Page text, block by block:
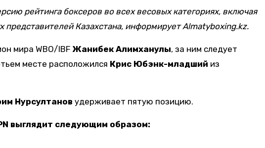
представителей Казахстана, информирует Almatyboxing.kz.
мира WBO/IBF Жанибек Алимханулы, за ним следует
месте расположился Крис Юбэнк-младший из
Нурсултанов удерживает пятую позицию.
выглядит следующим образом: